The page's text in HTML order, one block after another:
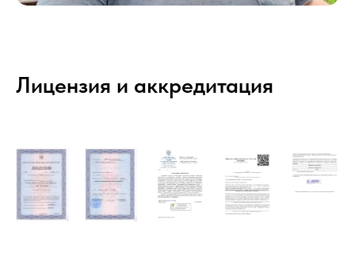
Лицензия и аккредитация